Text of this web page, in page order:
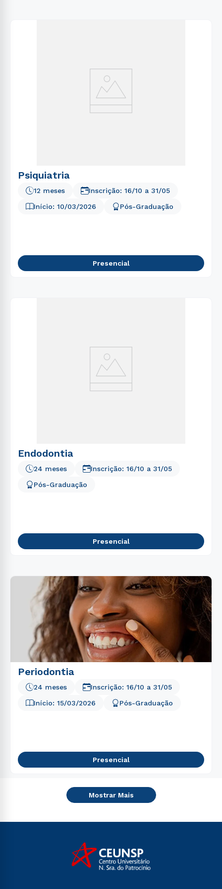
Psiquiatria
Início: 10/03/2026
12 meses
Pós-Graduação
Inscrição: 16/10 a 31/05
Presencial
Endodontia
Pós-Graduação
24 meses Inscrição: 16/10 a 31/05
Presencial
Periodontia
Início: 15/03/2026
24 meses
Pós-Graduação
Inscrição: 16/10 a 31/05
Presencial
Mostrar Mais